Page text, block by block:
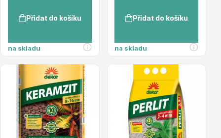
Plazivé rostliny
Popínavé rostliny
Přidat do košíku
na skladu
Přidat do košíku
na skladu